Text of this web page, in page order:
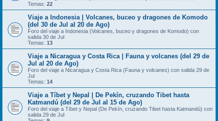
Temas: 22
Viaje a Indonesia | Volcanes, buceo y dragones de Komodo
(del 30 de Jul al 20 de Ago)
Foro del viaje a Indonesia (Volcanes, buceo y dragones de Komodo) con
salida 30 de Jul
Temas: 13
Viaje a Nicaragua y Costa Rica | Fauna y volcanes (del 29 de
Jul al 20 de Ago)
Foro del viaje a Nicaragua y Costa Rica (Fauna y volcanes) con salida 29 de
Jul
Temas: 14
Viaje a Tíbet y Nepal | De Pekín, cruzando Tibet hasta
Katmandú (del 29 de Jul al 15 de Ago)
Foro del viaje a Tíbet y Nepal (De Pekín, cruzando Tibet hasta Katmandú) con
salida 29 de Jul